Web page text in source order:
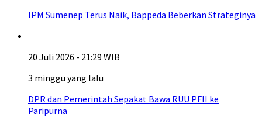
IPM Sumenep Terus Naik, Bappeda Beberkan Strateginya
20 Juli 2026 - 21:29 WIB
3 minggu yang lalu
DPR dan Pemerintah Sepakat Bawa RUU PFII ke
Paripurna